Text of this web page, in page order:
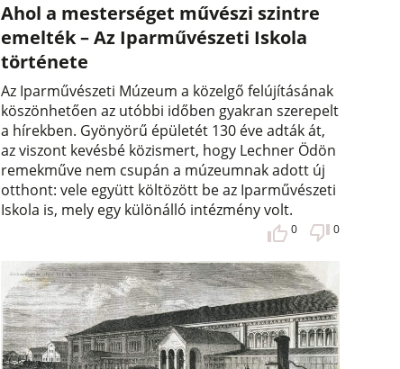
Ahol a mesterséget művészi szintre
emelték – Az Iparművészeti Iskola
története
Az Iparművészeti Múzeum a közelgő felújításának
köszönhetően az utóbbi időben gyakran szerepelt
a hírekben. Gyönyörű épületét 130 éve adták át,
az viszont kevésbé közismert, hogy Lechner Ödön
remekműve nem csupán a múzeumnak adott új
otthont: vele együtt költözött be az Iparművészeti
Iskola is, mely egy különálló intézmény volt.
0 0